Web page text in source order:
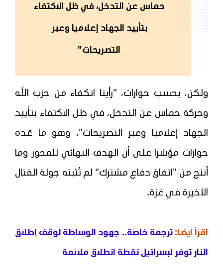
حماس عن التدخل، في ظل الاكتفاء
بتأييد الجهاد إعلاميا وعبر
التصريحات"
ولكن، بحسب حوارات، "رأينا انكفاء من حزب الله
وحركة حماس عن التدخل، في ظل الاكتفاء بتأييد
الجهاد إعلاميا وعبر التصريحات"، وهو ما عّده
حوارات مؤشرا على أن الهدف النهائي للمحور وما
أنتج من "اتفاق دفاع مشترك" لم تُثبته جولة القتال
الأخيرة في غزة.
اقرأ أيضا: ترجمة خاصة.. جهود الوساطة لوقف إطلاق
النار توفر لإسرائيل نقطة انطلاق ملائمة